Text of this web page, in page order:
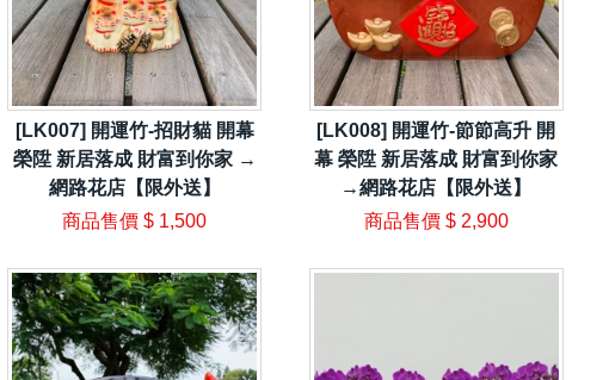
[LK007] 開運竹-招財貓 開幕
榮陞 新居落成 財富到你家 →
網路花店【限外送】
商品售價 $ 1,500
[LK008] 開運竹-節節高升 開
幕 榮陞 新居落成 財富到你家
→網路花店【限外送】
商品售價 $ 2,900